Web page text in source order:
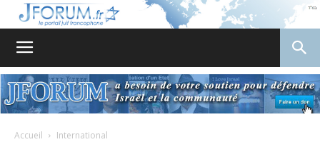
Accueil International